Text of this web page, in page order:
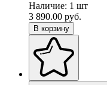
Наличие: 1 шт
3 890.00 руб.
В корзину